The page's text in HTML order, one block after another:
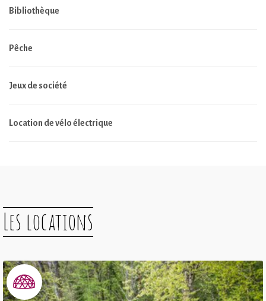
Bibliothèque
Pêche
Jeux de société
Location de vélo électrique
Les locations